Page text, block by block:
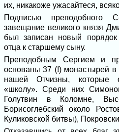
их, никакоже ужасайтеся,
Подписью преподобного
завещание великого князя
был записан новый
отца к старшему сыну.
Преподобным Сергием и
основаны 37 (!) монастырей в
нашей Отчизны, которые
«школу». Среди них
Голутвин в Коломне,
Борисоглебский около
Куликовской битвы),